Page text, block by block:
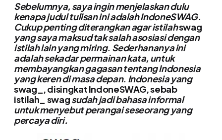
Sebelumnya, saya ingin menjelaskan dulu
kenapa judul tulisan ini adalah IndoneSWAG.
Cukup penting diterangkan agar istilahswag
yang saya maksud tak salah asosiasi dengan
istilah lain yang miring. Sederhananya ini
adalah sekadar permainan kata, untuk
membayangkan gagasan tentang Indonesia
yang keren di masa depan. Indonesia yang
swag_, disingkat IndoneSWAG, sebab
istilah_ swagsudah jadi bahasa informal
untuk menyebut perangai seseorang yang
percaya diri.